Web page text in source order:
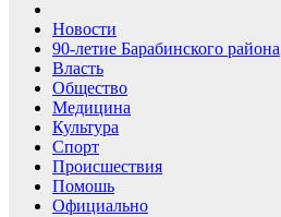
Новости
90-летие Барабинского района
Власть
Общество
Медицина
Культура
Спорт
Происшествия
Помошь
Официально